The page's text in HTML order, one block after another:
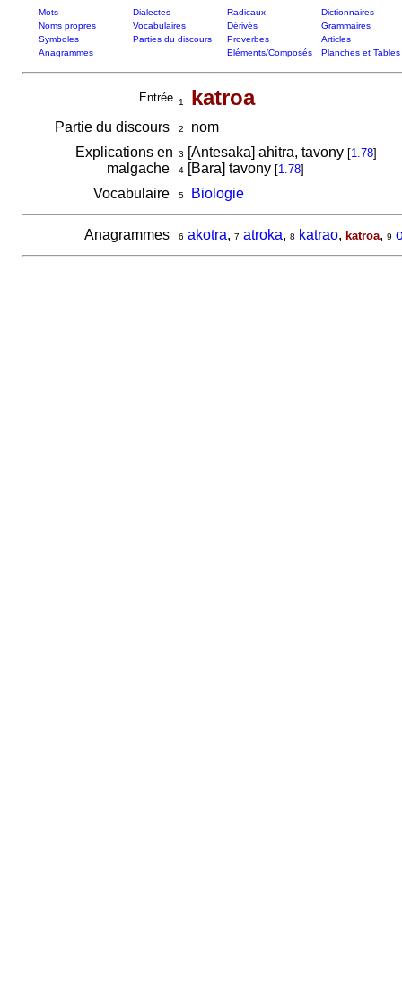
Mots Dialectes Radicaux
Dictionnaires
Noms propres
Vocabulaires Dérivés
Grammaires
Symboles
Parties du discours Proverbes
Articles
Anagrammes
Eléments/Composés Planches et Tables
Entrée 1 katroa
Partie du discours 2
nom
Explications en
malgache
3 [Antesaka] ahitra, tavony [1.78]
4[Bara] tavony [1.78]
Vocabulaire 5 Biologie
Anagrammes 6 akotra, 7 atroka, 8 katrao, katroa, 9